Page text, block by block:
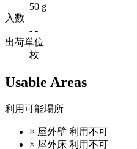
50 g
入数
- -
出荷単位
枚
Usable Areas
利用可能場所
× 屋外壁 利用不可
× 屋外床 利用不可